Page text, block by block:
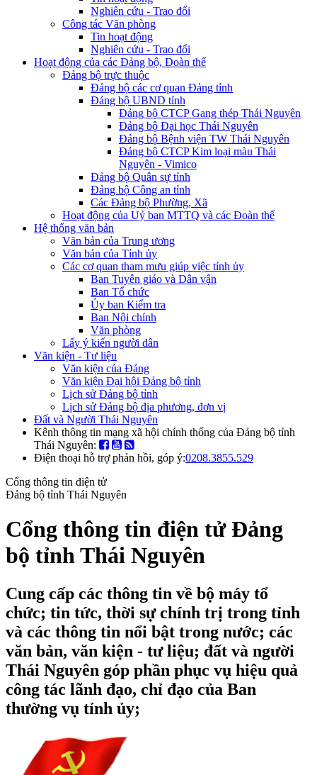
Nghiên cứu - Trao đổi
Công tác Văn phòng
Tin hoạt động
Nghiên cứu - Trao đổi
Hoạt động của các Đảng bộ, Đoàn thể
Đảng bộ trực thuộc
Đảng bộ các cơ quan Đảng tỉnh
Đảng bộ UBND tỉnh
Đảng bộ CTCP Gang thép Thái Nguyên
Đảng bộ Đại học Thái Nguyên
Đảng bộ Bệnh viện TW Thái Nguyên
Đảng bộ CTCP Kim loại màu Thái
Nguyên - Vimico
Đảng bộ Quân sự tỉnh
Đảng bộ Công an tỉnh
Các Đảng bộ Phường, Xã
Hoạt động của Uỷ ban MTTQ và các Đoàn thể
Hệ thống văn bản
Văn bản của Trung ương
Văn bản của Tỉnh ủy
Các cơ quan tham mưu giúp việc tỉnh ủy
Ban Tuyên giáo và Dân vận
Ban Tổ chức
Ủy ban Kiểm tra
Ban Nội chính
Văn phòng
Lấy ý kiến người dân
Văn kiện - Tư liệu
Văn kiện của Đảng
Văn kiện Đại hội Đảng bộ tỉnh
Lịch sử Đảng bộ tỉnh
Lịch sử Đảng bộ địa phương, đơn vị
Đất và Người Thái Nguyên
Kênh thông tin mạng xã hội chính thống của Đảng bộ tỉnh
Thái Nguyên:
Điện thoại hỗ trợ phản hồi, góp ý:0208.3855.529
Cổng thông tin điện tử
Đảng bộ tỉnh Thái Nguyên
Cổng thông tin điện tử Đảng
bộ tỉnh Thái Nguyên
Cung cấp các thông tin về bộ máy tổ
chức; tin tức, thời sự chính trị trong tỉnh
và các thông tin nổi bật trong nước; các
văn bản, văn kiện - tư liệu; đất và người
Thái Nguyên góp phần phục vụ hiệu quả
công tác lãnh đạo, chỉ đạo của Ban
thường vụ tỉnh ủy;